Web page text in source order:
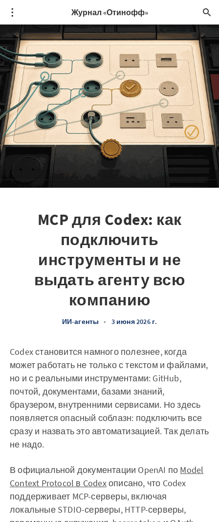
Журнал «Отинофф»
MCP для Codex: как
подключить
инструменты и не
выдать агенту всю
компанию
ИИ-агенты • 3 июня 2026 г.
Codex становится намного полезнее, когда
может работать не только с текстом и файлами,
но и с реальными инструментами: GitHub,
почтой, документами, базами знаний,
браузером, внутренними сервисами. Но здесь
появляется опасный соблазн: подключить все
сразу и назвать это автоматизацией. Так делать
не надо.
В официальной документации OpenAI по Model
Context Protocol в Codexописано, что Codex
поддерживает MCP-серверы, включая
локальные STDIO-серверы, HTTP-серверы,